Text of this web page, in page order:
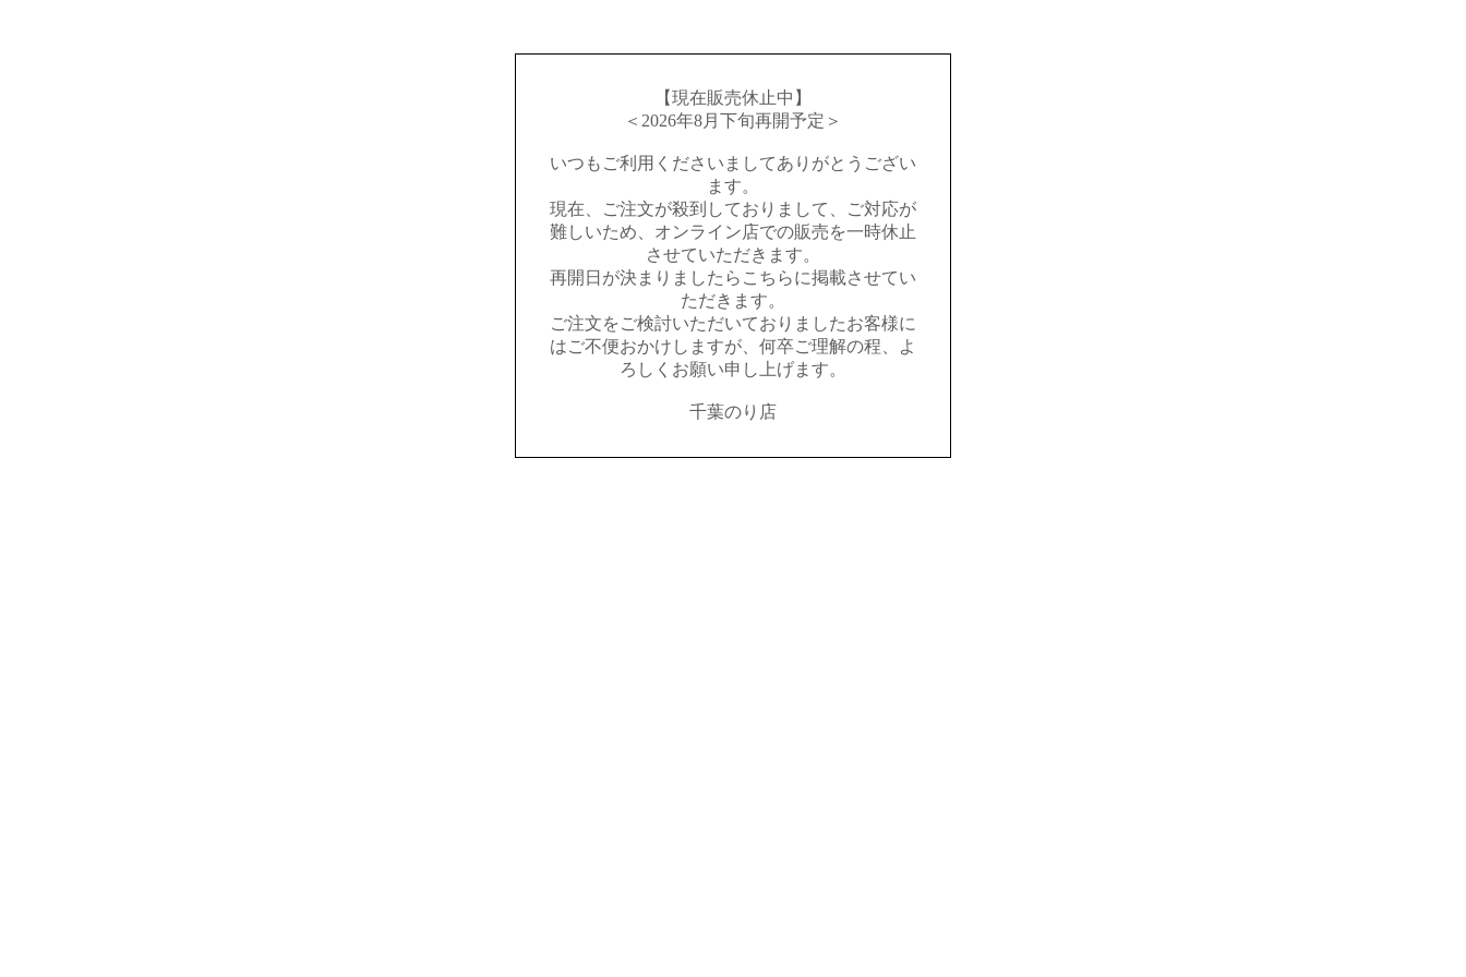
【現在販売休止中】
＜2026年8月下旬再開予定＞
いつもご利用くださいましてありがとうござい
ます。
現在、ご注文が殺到しておりまして、ご対応が
難しいため、オンライン店での販売を一時休止
させていただきます。
再開日が決まりましたらこちらに掲載させてい
ただきます。
ご注文をご検討いただいておりましたお客様に
はご不便おかけしますが、何卒ご理解の程、よ
ろしくお願い申し上げます。
千葉のり店